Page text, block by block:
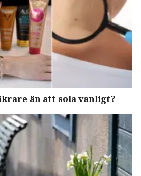
än att sola vanligt?